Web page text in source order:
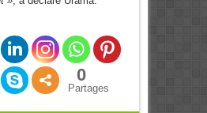
0
Partages